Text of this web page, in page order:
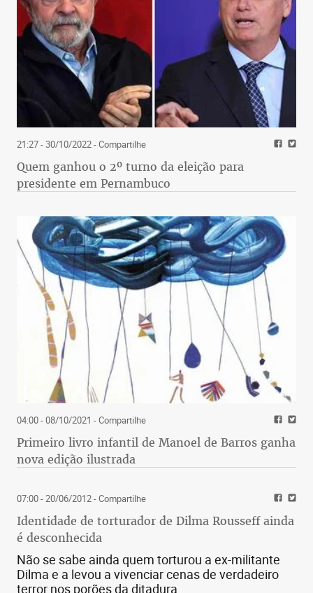
21:27 - 30/10/2022- Compartilhe
Quem ganhou o 2º turno da eleição para
presidente em Pernambuco
04:00 - 08/10/2021 - Compartilhe
Primeiro livro infantil de Manoel de Barros ganha
nova edição ilustrada
07:00 - 20/06/2012- Compartilhe
Identidade de torturador de Dilma Rousseff ainda
é desconhecida
Não se sabe ainda quem torturou a ex-militante
Dilma e a levou a vivenciar cenas de verdadeiro
terror nos porões da ditadura